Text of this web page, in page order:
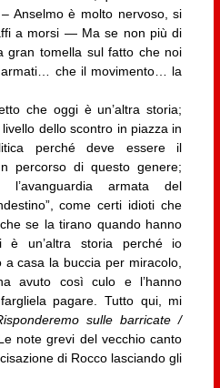
Anselmo è molto nervoso, si
a morsi — Ma se non più di
gran tomella sul fatto che noi
armati… che il movimento… la
che oggi è un’altra storia;
dello scontro in piazza in
perché deve essere il
percorso di questo genere;
armata del
come certi idioti che
se la tirano quando hanno
un’altra storia perché io
casa la buccia per miracolo,
avuto così culo e l’hanno
pagare. Tutto qui, mi
sulle barricate /
note grevi del vecchio canto
di Rocco lasciando gli